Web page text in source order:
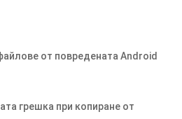
от повредената Android
грешка при копиране от